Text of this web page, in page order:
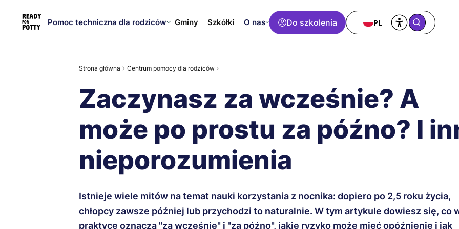
Pomoc techniczna dla rodziców Gminy Szkółki O nas Do szkolenia PL
Strona główna Centrum pomocy dla rodziców
Zaczynasz za wcześnie? A
może po prostu za późno? I
nieporozumienia
Istnieje wiele mitów na temat nauki korzystania z nocnika: dopiero po 2,5 roku życia,
chłopcy zawsze później lub przychodzi to naturalnie. W tym artykule dowiesz się, co
praktyce oznacza "za wcześnie" i "za późno", jakie ryzyko może mieć opóźnienie i jak